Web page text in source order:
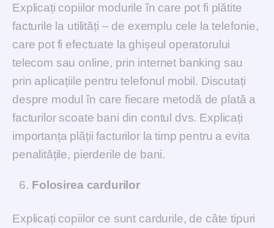
Explicați copiilor modurile în care pot fi plătite
facturile la utilități – de exemplu cele la telefonie,
care pot fi efectuate la ghișeul operatorului
telecom sau online, prin internet banking sau
prin aplicațiile pentru telefonul mobil. Discutați
despre modul în care fiecare metodă de plată a
facturilor scoate bani din contul dvs. Explicați
importanța plății facturilor la timp pentru a evita
penalitățile, pierderile de bani.
Folosirea cardurilor
Explicați copiilor ce sunt cardurile, de câte tipuri